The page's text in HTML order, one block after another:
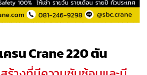
ครน Crane 220 ตัน